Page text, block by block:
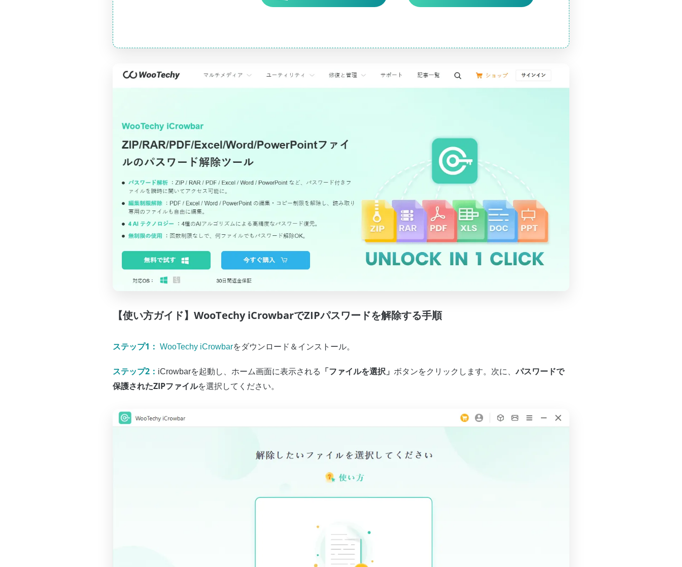
【使い方ガイド】WooTechy iCrowbarでZIPパスワードを解除する手順
ステップ1： WooTechy iCrowbarをダウンロード＆インストール。
ステップ2： iCrowbarを起動し、ホーム画面に表示される 「ファイルを選択」 ボタンをクリックします。次に、パスワードで
保護されたZIPファイルを選択してください。